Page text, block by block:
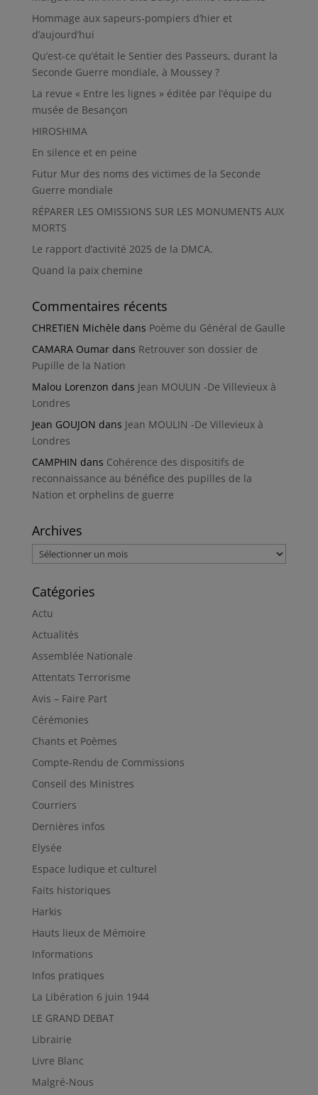
Hommage aux sapeurs-pompiers d’hier et
d’aujourd’hui
Qu’est-ce qu’était le Sentier des Passeurs, durant la
Seconde Guerre mondiale, à Moussey ?
La revue « Entre les lignes » éditée par l’équipe du
musée de Besançon
HIROSHIMA
En silence et en peine
Futur Mur des noms des victimes de la Seconde
Guerre mondiale
RÉPARER LES OMISSIONS SUR LES MONUMENTS AUX
MORTS
Le rapport d’activité 2025 de la DMCA.
Quand la paix chemine
Commentaires récents
CHRETIEN Michèle dans Poème du Général de Gaulle
CAMARA Oumardans Retrouver son dossier de
Pupille de la Nation
Malou Lorenzon dans Jean MOULIN -De Villevieux à
Londres
Jean GOUJON dans Jean MOULIN -De Villevieux à
Londres
CAMPHIN dans Cohérence des dispositifs de
reconnaissance au bénéfice des pupilles de la
Nation et orphelins de guerre
Archives
Archives
Catégories
Actu
Actualités
Assemblée Nationale
Attentats Terrorisme
Avis – Faire Part
Cérémonies
Chants et Poèmes
Compte-Rendu de Commissions
Conseil des Ministres
Courriers
Dernières infos
Elysée
Espace ludique et culturel
Faits historiques
Harkis
Hauts lieux de Mémoire
Informations
Infos pratiques
La Libération 6 juin 1944
LE GRAND DEBAT
Librairie
Livre Blanc
Malgré-Nous